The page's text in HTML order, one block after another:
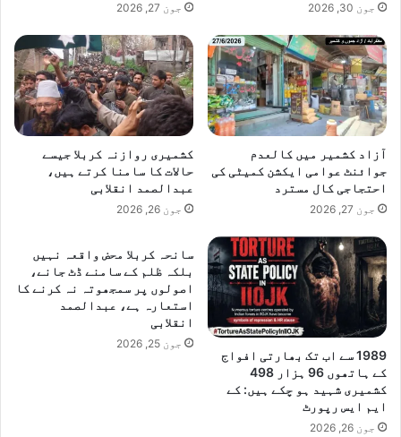
جون 30, 2026 جون 27, 2026
آزاد کشمیر میں کالعدم
جوائنٹ عوامی ایکشن کمیٹی کی
احتجاجی کال مسترد
جون 27, 2026
کشمیری روازنہ کربلا جیسے
حالات کا سامنا کرتے ہیں،
عبدالصمد انقلابی
جون 26, 2026
1989 سے اب تک بھارتی افواج
کے ہاتھوں 96 ہزار 498
کشمیری شہید ہو چکے ہیں: کے
ایم ایس رپورٹ
جون 26, 2026
سانحہ کربلا محض واقعہ نہیں
بلکہ ظلم کے سامنے ڈٹ جانے،
اصولوں پر سمجھوتہ نہ کرنے کا
استعارہ ہے، عبدالصمد
انقلابی
جون 25, 2026